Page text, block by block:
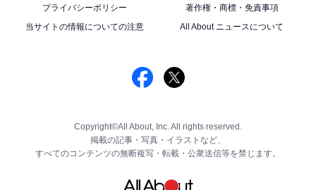
プライバシーポリシー
著作権・商標・免責事項
当サイトの情報についての注意
All About ニュースについて
Copyright©All About, Inc. All rights reserved.
掲載の記事・写真・イラストなど、
すべてのコンテンツの無断複写・転載・公衆送信等を禁じます。